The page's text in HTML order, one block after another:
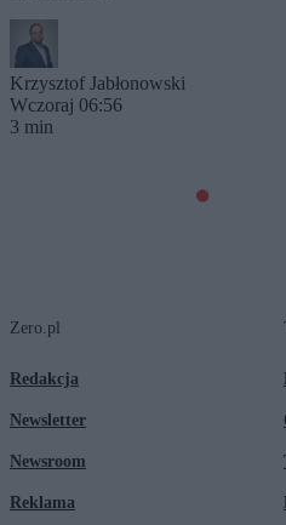
Krzysztof Jabłonowski
Wczoraj 06:56
3 min
Zero.pl
Redakcja
Newsletter
Newsroom
Reklama